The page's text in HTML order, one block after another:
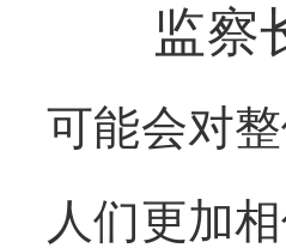
监察长
可能会对
人们更加